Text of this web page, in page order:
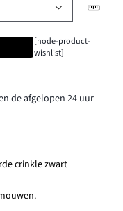
[node-product-
wishlist]
de afgelopen 24 uur
crinkle zwart